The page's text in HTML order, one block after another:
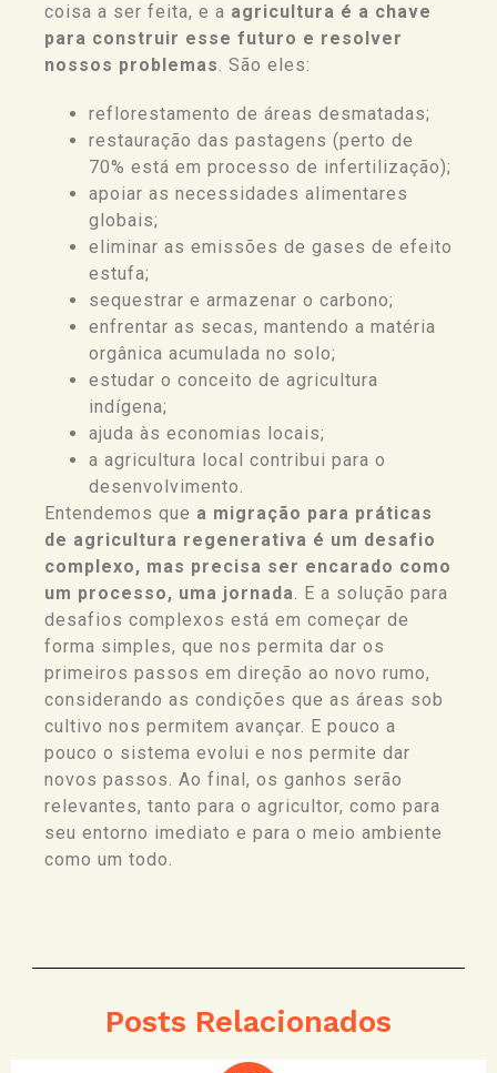
coisa a ser feita, e a agricultura é a chave
para construir esse futuro e resolver
nossos problemas. São eles:
reflorestamento de áreas desmatadas;
restauração das pastagens (perto de
70% está em processo de infertilização);
apoiar as necessidades alimentares
globais;
eliminar as emissões de gases de efeito
estufa;
sequestrar e armazenar o carbono;
enfrentar as secas, mantendo a matéria
orgânica acumulada no solo;
estudar o conceito de agricultura
indígena;
ajuda às economias locais;
a agricultura local contribui para o
desenvolvimento.
Entendemos que a migração para práticas
de agricultura regenerativa é um desafio
complexo, mas precisa ser encarado como
um processo, uma jornada. E a solução para
desafios complexos está em começar de
forma simples, que nos permita dar os
primeiros passos em direção ao novo rumo,
considerando as condições que as áreas sob
cultivo nos permitem avançar. E pouco a
pouco o sistema evolui e nos permite dar
novos passos. Ao final, os ganhos serão
relevantes, tanto para o agricultor, como para
seu entorno imediato e para o meio ambiente
como um todo.
Posts Relacionados